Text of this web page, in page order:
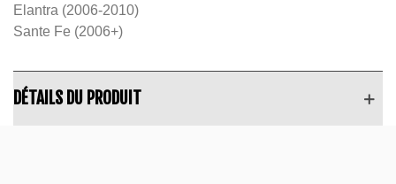
Elantra (2006-2010)
Sante Fe (2006+)
DÉTAILS DU PRODUIT